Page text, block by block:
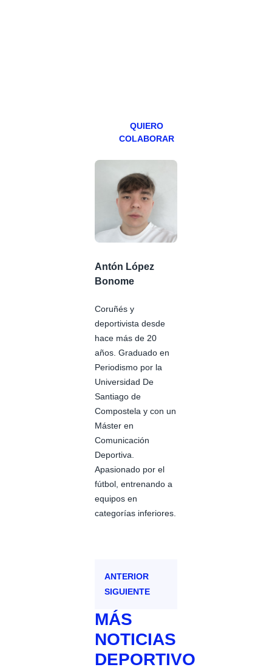
QUIERO
COLABORAR
Antón López
Bonome
Coruñés y
deportivista desde
hace más de 20
años. Graduado en
Periodismo por la
Universidad De
Santiago de
Compostela y con un
Máster en
Comunicación
Deportiva.
Apasionado por el
fútbol, entrenando a
equipos en
categorías inferiores.
ANTERIOR
SIGUIENTE
MÁS
NOTICIAS
DEPORTIVO